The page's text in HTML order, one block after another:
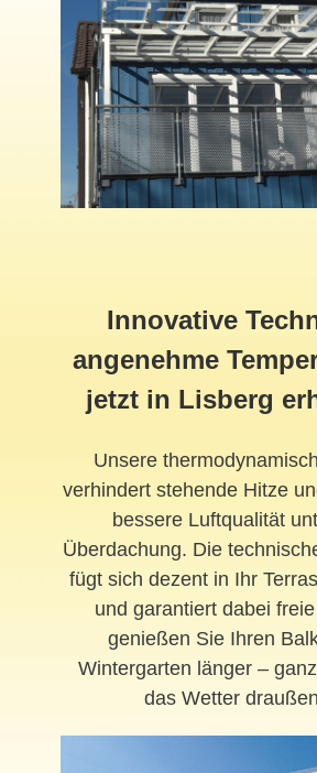
Innovative
angenehme
jetzt in Lisberg
Unsere
verhindert stehende Hitze
bessere Luftqualität
Überdachung. Die
fügt sich dezent in Ihr
und garantiert dabei
genießen Sie Ihren
Wintergarten länger –
das Wetter